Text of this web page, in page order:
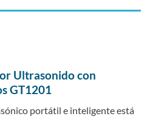
Ultrasonido con
GT1201
portátil e inteligente está